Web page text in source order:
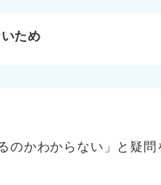
らない
ため
のかわからない」と疑